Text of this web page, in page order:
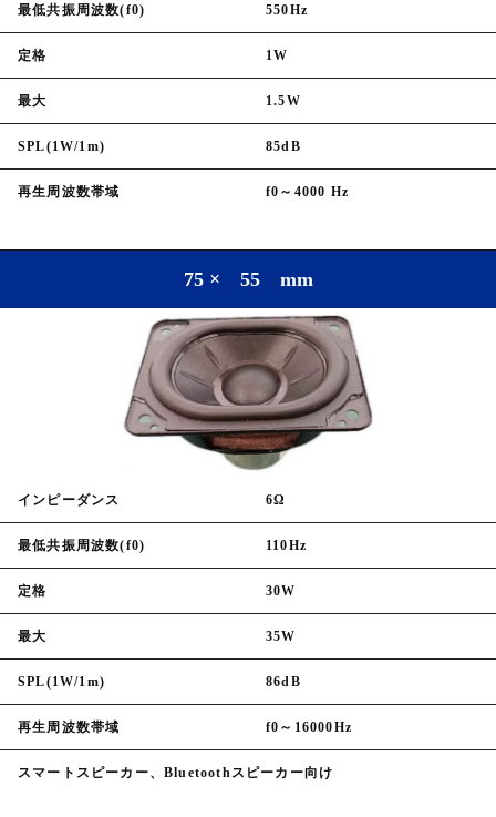
最低共振周波数(f0) 550Hz
定格 1W
最大 1.5W
SPL(1W/1m) 85dB
再生周波数帯域 f0～4000 Hz
75 × 55 mm
インピーダンス 6Ω
最低共振周波数(f0) 110Hz
定格 30W
最大 35W
SPL(1W/1m) 86dB
再生周波数帯域 f0～16000Hz
スマートスピーカー、Bluetoothスピーカー向け